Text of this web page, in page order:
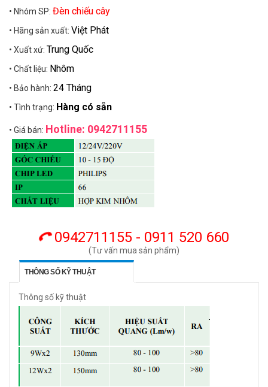
• Nhóm SP: Đèn chiếu cây
• Hãng sản xuất: Việt Phát
• Xuất xứ: Trung Quốc
• Chất liệu: Nhôm
• Bảo hành: 24 Tháng
• Tình trạng: Hàng có sẵn
• Giá bán: Hotline: 0942711155
0942711155 - 0911 520 660
(Tư vấn mua sản phẩm)
THÔNG SỐ KỸ THUẬT
Thông số kỹ thuật